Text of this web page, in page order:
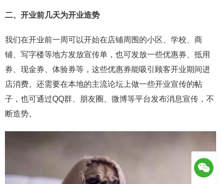
二、开业前几天为开业造势
我们在开业前一周可以开始在店铺周围的小区、学校、商
铺、写字楼等地方发放宣传单，也可发放一些优惠券、抵用
券、现金券、体验券等，这些优惠券能吸引顾客开业期间进
店消费。还需要在本地的主流论坛上做一些开业宣传的帖
子，也可通过QQ群、朋友圈、微博等平台发布消息宣传，不
断造势。